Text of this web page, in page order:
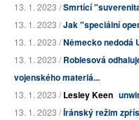
13. 1. 2023 /Smrtící
13. 1. 2023 /Jak "speciální
13. 1. 2023 /Německo nedodá
13. 1. 2023 /Roblesová
vojenského materiá...
13. 1. 2023 /Lesley Keen
13. 1. 2023 /Íránský režim